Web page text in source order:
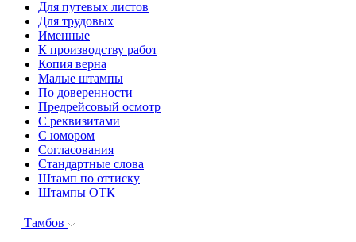
Для путевых листов
Для трудовых
Именные
К производству работ
Копия верна
Малые штампы
По доверенности
Предрейсовый осмотр
С реквизитами
С юмором
Согласования
Стандартные слова
Штамп по оттиску
Штампы ОТК
Тамбов